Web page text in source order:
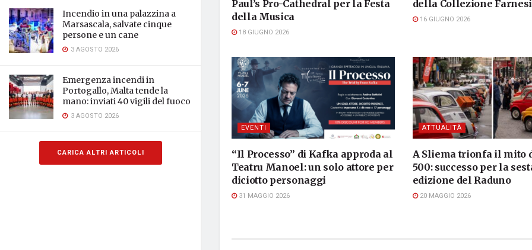
Incendio in una palazzina a
Marsascala, salvate cinque
persone e un cane
3 AGOSTO 2026
Emergenza incendi in
Portogallo, Malta tende la
mano: inviati 40 vigili del fuoco
3 AGOSTO 2026
CARICA ALTRI ARTICOLI
Paul’s Pro-Cathedral per la Festa
della Musica
18 GIUGNO 2026
della Collezione
16 GIUGNO 2026
EVENTI
“Il Processo” di Kafka approda al
Teatru Manoel: un solo attore per
diciotto personaggi
31 MAGGIO 2026
ATTUALITÀ
A Sliema trionfa il mito
500: successo per la
edizione del Raduno
20 MAGGIO 2026